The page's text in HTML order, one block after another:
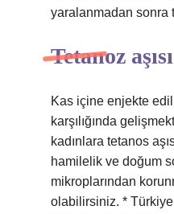
yaralanmadan sonra
Tetanoz
Kas içine enjekte
karşılığında
kadınlara tetanos
hamilelik ve doğum
mikroplarından
olabilirsiniz. *